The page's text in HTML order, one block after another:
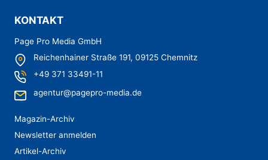
KONTAKT
Page Pro Media GmbH
Reichenhainer Straße 191, 09125 Chemnitz
+49 371 33491-11
agentur@pagepro-media.de
Magazin-Archiv
Newsletter anmelden
Artikel-Archiv